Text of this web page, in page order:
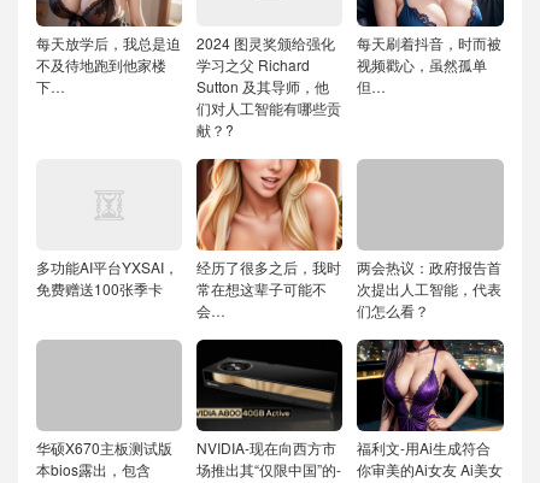
每天放学后，我总是迫
不及待地跑到他家楼
下…
2024 图灵奖颁给强化
学习之父 Richard
Sutton 及其导师，他
们对人工智能有哪些贡
献？?
每天刷着抖音，时而被
视频戳心，虽然孤单
但…
多功能AI平台YXSAI，
免费赠送100张季卡
经历了很多之后，我时
常在想这辈子可能不
会…
两会热议：政府报告首
次提出人工智能，代表
们怎么看？
华硕X670主板测试版
本bios露出，包含
NVIDIA-现在向西方市
场推出其“仅限中国”的-
福利文-用Ai生成符合
你审美的Ai女友Ai美女